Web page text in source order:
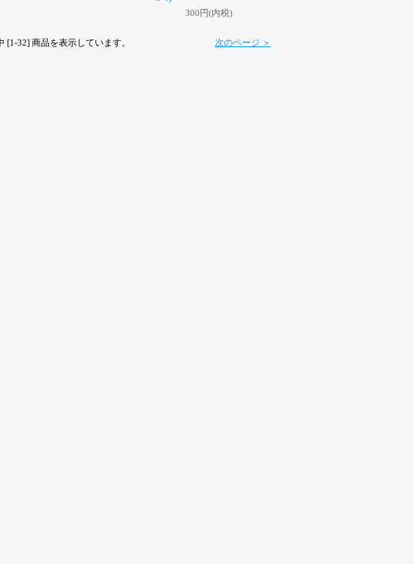
300円(内税)
[1-32] 商品を表示しています。 次のページ ＞